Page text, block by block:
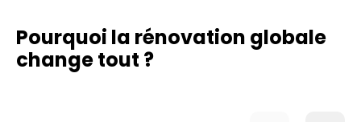
Pourquoi la rénovation globale
change tout ?